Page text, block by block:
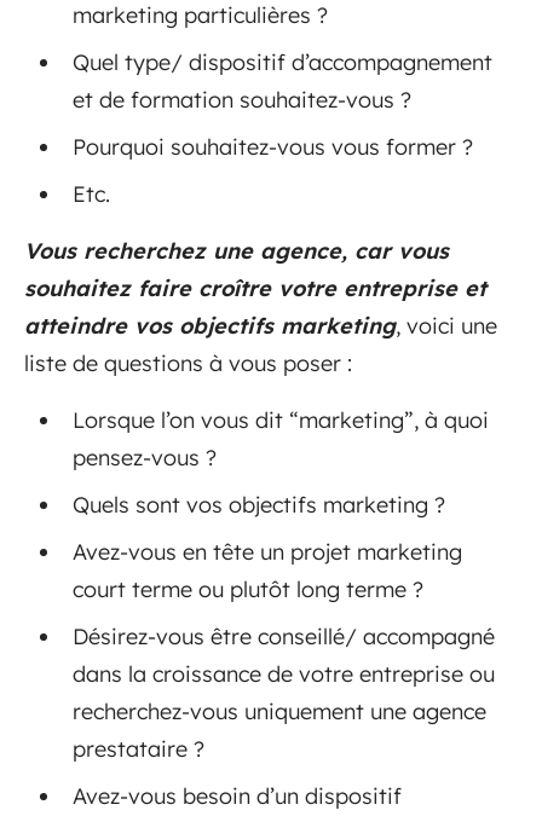
marketing particulières ?
Quel type/ dispositif d’accompagnement
et de formation souhaitez-vous ?
Pourquoi souhaitez-vous vous former ?
Etc.
Vous recherchez une agence, car vous
souhaitez faire croître votre entreprise et
atteindre vos objectifs marketing, voici une
liste de questions à vous poser :
Lorsque l’on vous dit “marketing”, à quoi
pensez-vous ?
Quels sont vos objectifs marketing ?
Avez-vous en tête un projet marketing
court terme ou plutôt long terme ?
Désirez-vous être conseillé/ accompagné
dans la croissance de votre entreprise ou
recherchez-vous uniquement une agence
prestataire ?
Avez-vous besoin d’un dispositif